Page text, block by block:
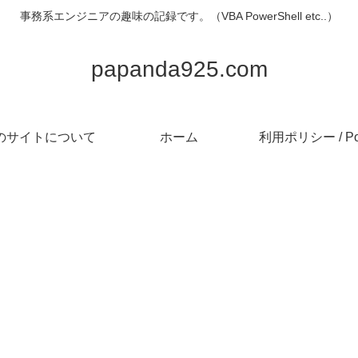
事務系エンジニアの趣味の記録です。（VBA PowerShell etc..）
papanda925.com
サイトについて ホーム 利用ポリシー /